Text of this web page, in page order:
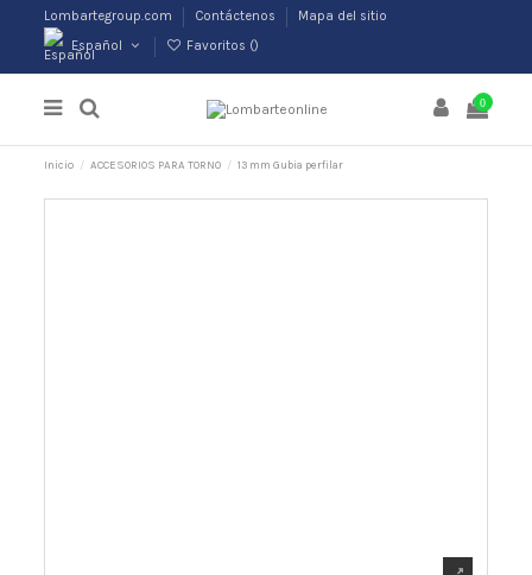
Lombartegroup.com Contáctenos
Mapa del sitio
Español
Favoritos ()
0
Inicio ACCESORIOS PARA TORNO 13 mm Gubia perfilar